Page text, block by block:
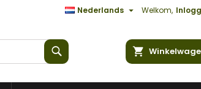
Welkom,
Nederlands 